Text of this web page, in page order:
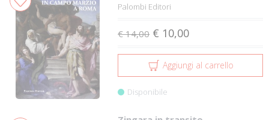
Palombi Editori
€ 14,00 € 10,00
Aggiungi al carrello
Disponibile